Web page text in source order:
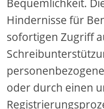
Hindernisse für
sofortigen Zugriff
oder durch einen